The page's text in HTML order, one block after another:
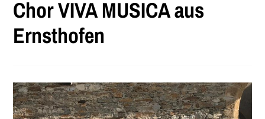
Chor VIVA MUSICA aus
Ernsthofen